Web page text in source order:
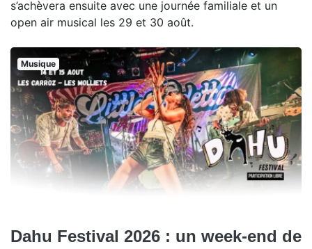
s’achèvera ensuite avec une journée familiale et un
open air musical les 29 et 30 août.
Musique
Dahu Festival 2026 : un week-end de